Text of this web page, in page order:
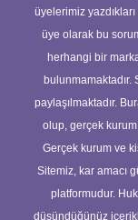
üyelerimiz
üye olarak bu
herhangi bir
bulunmamaktadır.
paylaşılmaktadır.
olup, gerçek kurum
Gerçek kurum ve
Sitemiz, kar amacı
platformudur.
düşündüğünüz